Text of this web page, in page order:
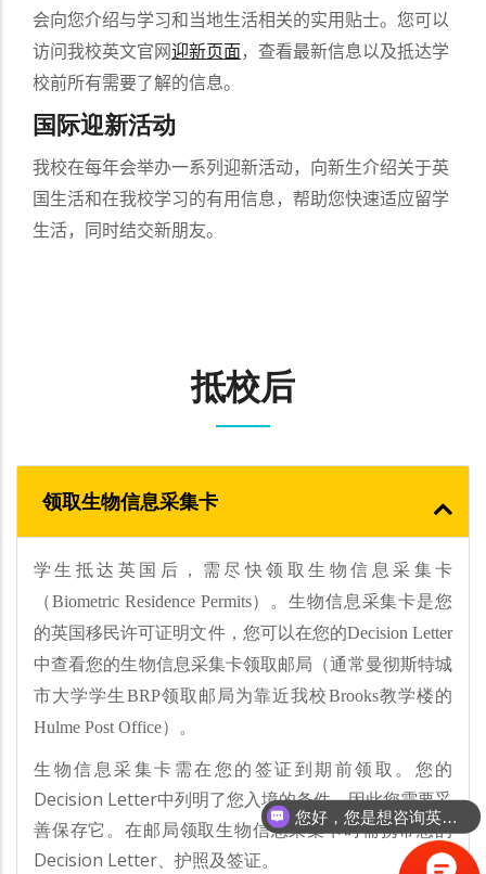
会向您介绍与学习和当地生活相关的实用贴士。您可以
访问我校英文官网迎新页面 ，查看最新信息以及抵达学
校前所有需要了解的信息。
国际迎新活动
我校在每年会举办一系列迎新活动，向新生介绍关于英
国生活和在我校学习的有用信息，帮助您快速适应留学
生活，同时结交新朋友。
抵校后
领取生物信息采集卡
学生抵达英国后，需尽快领取生物信息采集卡
（Biometric Residence Permits）。生物信息采集卡是您
的英国移民许可证明文件，您可以在您的Decision Letter
中查看您的生物信息采集卡领取邮局（通常曼彻斯特城
市大学学生BRP领取邮局为靠近我校Brooks教学楼的
Hulme Post Office）。
生物信息采集卡需在您的签证到期前领取。您的
Decision Letter中列明了您入境的条件，因此您需要妥
善保存它。在邮局领取生物信息采集卡时需携带您的
Decision Letter、护照及签证。
您好，您是想咨询英国留学吗